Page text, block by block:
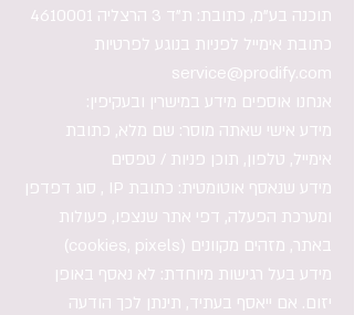
תוכנה בע"מ, כתובת: ת"ד 3 הרצליה
4610001
כתובת אימייל לפניות בנוגע לפרטיות
service@prodify.com
אנחנו אוספים מידע במישרין ובעקיפין:
מידע אישי שאתה מוסר: שם מלא, כתובת
אימייל, טלפון, תוכן פניות / טפסים
מידע שנאסף אוטומטית: כתובת IP , סוג דפדפן
ומערכת הפעלה, דפי אתר שנצפו, פעולות
באתר, מזהים מקוונים (cookies, pixels)
מידע בעל רגישות מיוחדת: לא נאסף באופן
יזום. אם ייאסף בעתיד, תינתן לכך הודעה